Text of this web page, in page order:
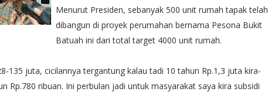
Menurut Presiden, sebanyak 500 unit rumah tapak telah
dibangun di proyek perumahan bernama Pesona Bukit
Batuah ini dari total target 4000 unit rumah.
135 juta, cicilannya tergantung kalau tadi 10 tahun Rp.1,3 juta kira-
Rp.780 ribuan. Ini perbulan jadi untuk masyarakat saya kira subsidi